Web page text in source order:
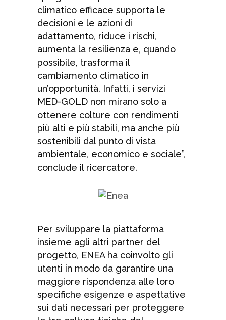
climatico efficace supporta le
decisioni e le azioni di
adattamento, riduce i rischi,
aumenta la resilienza e, quando
possibile, trasforma il
cambiamento climatico in
un’opportunità. Infatti, i servizi
MED-GOLD non mirano solo a
ottenere colture con rendimenti
più alti e più stabili, ma anche più
sostenibili dal punto di vista
ambientale, economico e sociale”,
conclude il ricercatore.
Per sviluppare la piattaforma
insieme agli altri partner del
progetto, ENEA ha coinvolto gli
utenti in modo da garantire una
maggiore rispondenza alle loro
specifiche esigenze e aspettative
sui dati necessari per proteggere